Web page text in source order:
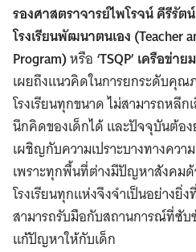
รองศาสตราจารย์ไพโรจน์ คีรีรั
โรงเรียนพัฒนาตนเอง (Teacher
Program)หรือ ‘TSQP’ เครือข่
เผยถึงแนวคิดในการยกระดับคุ
โรงเรียนทุกขนาด ไม่สามารถหลี
นึกคิดของเด็กได้ และปัจจุบันต้อ
เผชิญกับความเปราะบางทางคว
เพราะทุกพื้นที่ต่างมีปัญหาสังคม
โรงเรียนทุกแห่งจึงจำเป็นอย่างยิ่
สามารถรับมือกับสถานการณ์ที่ซับ
แก้ปัญหาให้กับเด็ก